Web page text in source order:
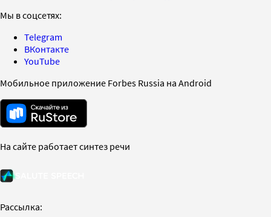
Мы в соцсетях:
Telegram
ВКонтакте
YouTube
Мобильное приложение Forbes Russia на Android
На сайте работает синтез речи
Рассылка: